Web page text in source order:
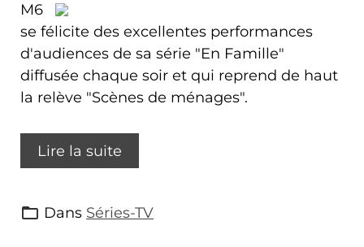
M6
se félicite des excellentes performances
d'audiences de sa série "En Famille"
diffusée chaque soir et qui reprend de haut
la relève "Scènes de ménages".
Lire la suite
Dans Séries-TV